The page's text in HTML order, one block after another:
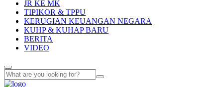
JR KE MK
TIPIKOR & TPPU
KERUGIAN KEUANGAN NEGARA
KUHP & KUHAP BARU
BERITA
VIDEO